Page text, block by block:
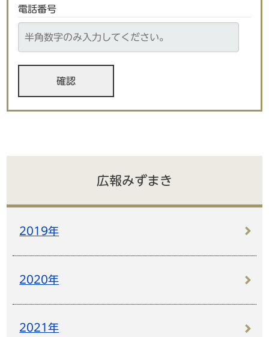
電話番号
広報みずまき
2019年
2020年
2021年